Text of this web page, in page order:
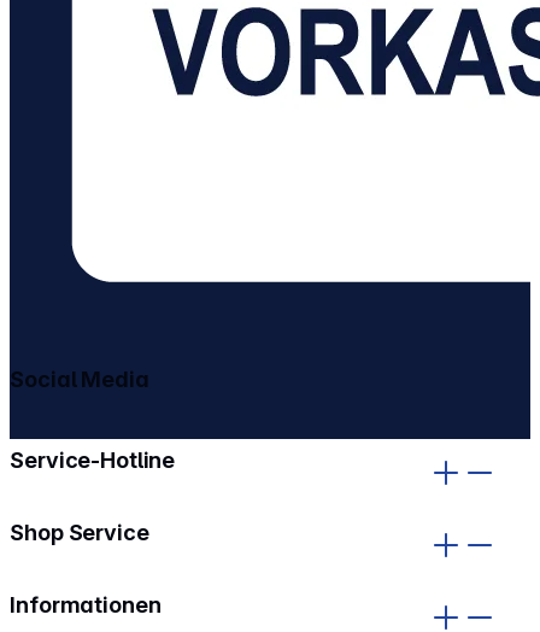
Service-Hotline
Shop Service
Informationen
Social Media